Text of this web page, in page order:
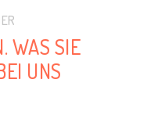
WAS SIE
UNS